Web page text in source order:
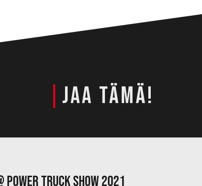
JAA TÄMÄ!
Power Truck Show 2021